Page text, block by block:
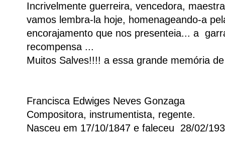
Incrivelmente guerreira, vencedora,
vamos lembra-la hoje, homenageando-a
encorajamento que nos presenteia... a
recompensa ...
Muitos Salves!!!! a essa grande memória
Francisca Edwiges Neves Gonzaga
Compositora, instrumentista, regente.
Nasceu em 17/10/1847 e faleceu 28/02/